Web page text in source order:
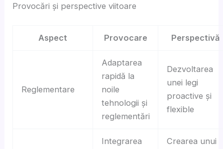
Provocări și perspective viitoare
Aspect Provocare Perspectivă
Reglementare
Adaptarea
rapidă la
noile
tehnologii și
reglementări
Dezvoltarea
unei legi
proactive și
flexible
Integrarea
Crearea unui